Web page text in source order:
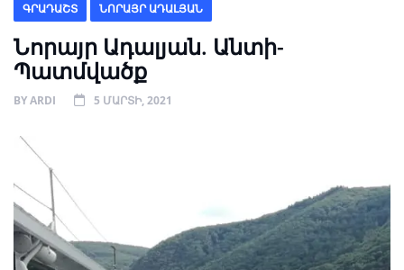
ԳՐԱԴԱՇՏ ՆՈՐԱՅՐ ԱԴԱԼՅԱՆ
Նորայր Ադալյան. Անտի-
Պատմվածք
BYARDI 5 ՄԱՐՏԻ, 2021